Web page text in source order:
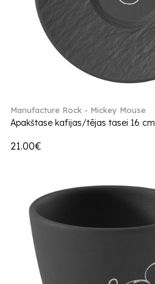
Manufacture Rock - Mickey Mouse
Apakštase kafijas/tējas tasei 16 cm
21.00€